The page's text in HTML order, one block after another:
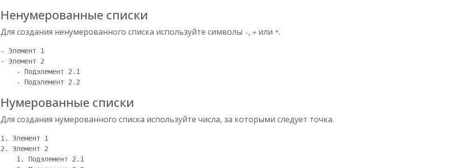
Ненумерованные списки
Для создания ненумерованного списка используйте символы -, + или *.
- Элемент 1
- Элемент 2
    - Подэлемент 2.1
Нумерованные списки
Для создания нумерованного списка используйте числа, за которыми следует точка.
1. Элемент 1
2. Элемент 2
    1. Подэлемент 2.1